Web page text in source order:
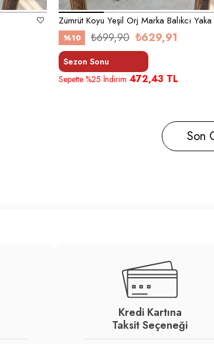
%10 ₺629,91
₺699,90
Sezon Sonu
Sepette %25 İndirim 472,43 TL
Son
Kredi Kartına
Taksit Seçeneği